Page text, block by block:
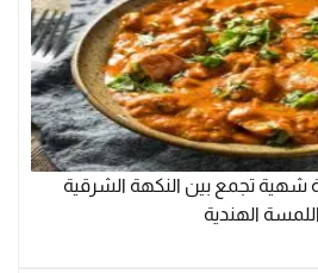
شهية تجمع بين النكهة الشرقية
الهندية